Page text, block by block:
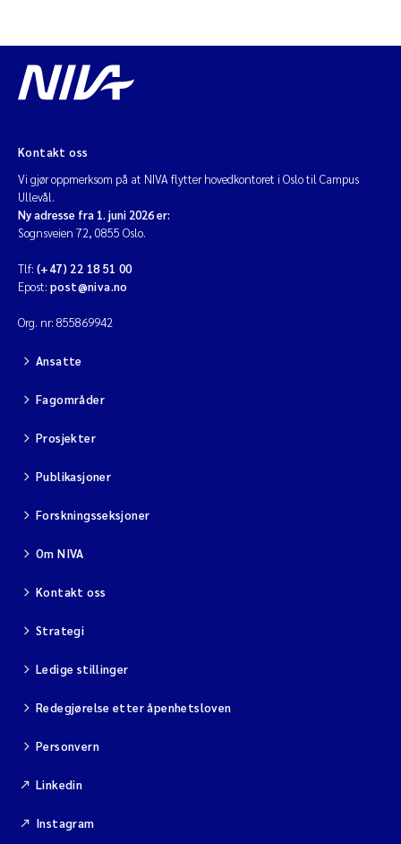
Kontakt oss
Vi gjør oppmerksom på at NIVA flytter hovedkontoret i Oslo til Campus
Ullevål.
Ny adresse fra 1. juni 2026 er:
Sognsveien 72, 0855 Oslo.
Tlf: (+47) 22 18 51 00
Epost: post@niva.no
Org. nr: 855869942
Ansatte
Fagområder
Prosjekter
Publikasjoner
Forskningsseksjoner
Om NIVA
Kontakt oss
Strategi
Ledige stillinger
Redegjørelse etter åpenhetsloven
Personvern
Linkedin
Instagram